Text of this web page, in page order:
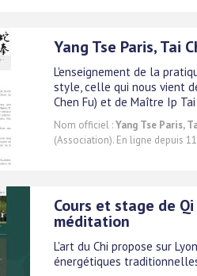
Yang Tse Paris, Tai
L'enseignement de la
style, celle qui nous vient
Chen Fu) et de Maître Ip
Nom officiel :Yang Tse Paris,
(Association). En ligne depuis
Cours et stage de
méditation
L'art du Chi propose sur
énergétiques